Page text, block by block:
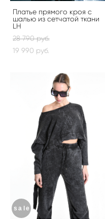
Платье прямого кроя с
шалью из сетчатой ткани
LH
28 790 pуб.
19 990 pуб.
sale